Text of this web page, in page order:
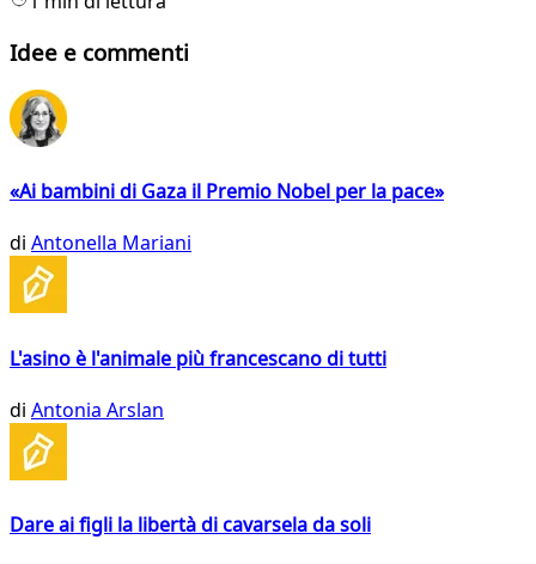
Idee e commenti
«Ai bambini di Gaza il Premio Nobel per la pace»
di Antonella Mariani
L'asino è l'animale più francescano di tutti
di Antonia Arslan
Dare ai figli la libertà di cavarsela da soli